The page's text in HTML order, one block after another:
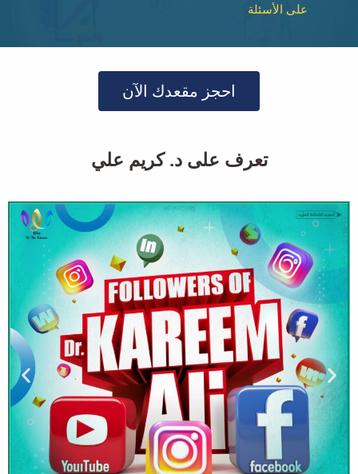
على الأسئلة
احجز مقعدك الآن
تعرف على د. كريم علي